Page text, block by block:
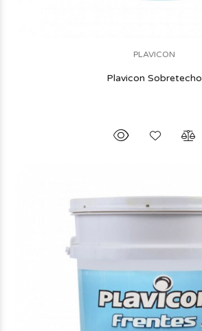
PLAVICON
Plavicon Sobretecho